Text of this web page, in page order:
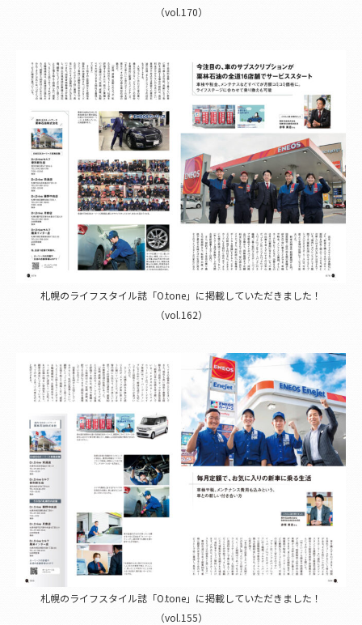
（vol.170）
札幌のライフスタイル誌「O.tone」に掲載していただきました！
（vol.162）
札幌のライフスタイル誌「O.tone」に掲載していただきました！
（vol.155）